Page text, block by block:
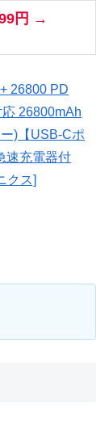
円 →
26800 PD
26800mAh
)【USB-Cポ
速充電器付
クス]